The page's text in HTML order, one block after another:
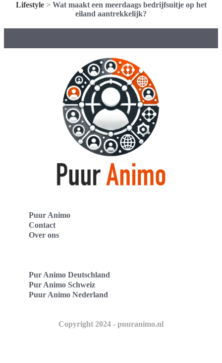
Lifestyle> Wat maakt een meerdaags bedrijfsuitje op het
eiland aantrekkelijk?
Puur Animo
Contact
Over ons
Pur Animo Deutschland
Pur Animo Schweiz
Puur Animo Nederland
Copyright 2024 - puuranimo.nl